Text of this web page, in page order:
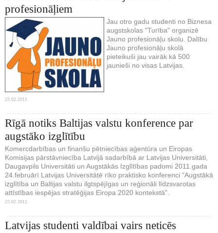
profesionāļiem
Jau otro gadu studenti no Biznesa
augstskolas "Turība" organizē
Jauno profesionāļu skolu. Dalību
Jauno profesionāļu skolā
pieteikuši jau vairāk kā 500
jaunieši no visas Latvijas.
23.02.2011.
Rīgā notiks Baltijas valstu konference par
augstāko izglītību
Komercdarbības un finanšu pētniecības aģentūra un Eiropas
Komisijas pārstāvniecība Latvijā sadarbībā ar Latvijas Universitāti,
Daugavpils Universitāti un Augstākās Izglītības padomi 2011.gada
24.februārī Latvijas Universitātē rīko praktisko konferenci "Augstākā
izglītība un Baltijas valstu ilgtspējīgas un reģionāli līdzsvarotas
attīstības iespējas stratēģijas Eiropa 2020 kontekstā".
23.02.2011.
Latvijas studenti valdībai vairs neticēs